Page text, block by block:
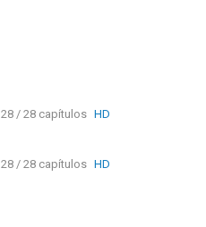
28 / 28 capítulos HD
28 / 28 capítulos HD